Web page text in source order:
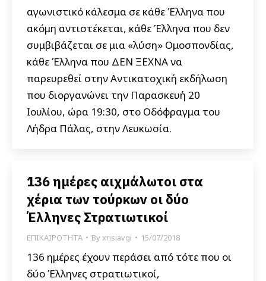
αγωνιστικό κάλεσμα σε κάθε Έλληνα που
ακόμη αντιστέκεται, κάθε Έλληνα που δεν
συμβιβάζεται σε μια «λύση» Ομοσπονδίας,
κάθε Έλληνα που ΔΕΝ ΞΕΧΝΑ να
παρευρεθεί στην Αντικατοχική εκδήλωση
που διοργανώνει την Παρασκευή 20
Ιουλίου, ώρα 19:30, στο Οδόφραγμα του
Λήδρα Πάλας, στην Λευκωσία.
136 ημέρες αιχμάλωτοι στα
χέρια των τούρκων οι δύο
Έλληνες Στρατιωτικοί
ΕΠΙΚΑΙΡΟΤΗΤΑ Byxrisiavgi 15/07/2018
136 ημέρες έχουν περάσει από τότε που οι
δύο Έλληνες στρατιωτικοί,